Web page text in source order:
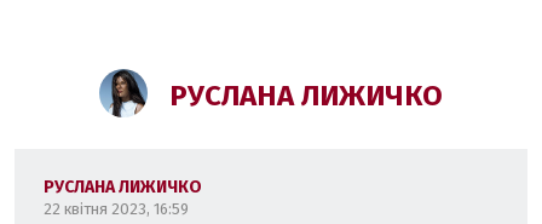
РУСЛАНА ЛИЖИЧКО
РУСЛАНА ЛИЖИЧКО
22 квітня 2023, 16:59